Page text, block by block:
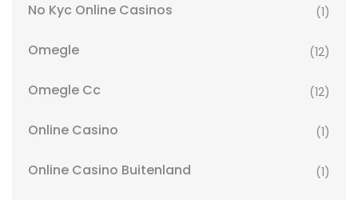
No Kyc Online Casinos (1)
Omegle (12)
Omegle Cc (12)
Online Casino (1)
Online Casino Buitenland (1)